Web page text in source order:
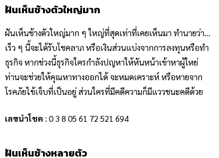
ฝันเห็นช้างตัวใหญ่มาก
ฝันเห็นช้างตัวใหญ่มาก ๆ ใหญ่ที่สุดเท่าที่เคยเห็นมา ทำนายว่า…
เร็ว ๆ นี้จะได้รับโชคลาภ หรือเงินส่วนแบ่งจากการลงทุนหรือทำ
ธุรกิจ หากช่วงนี้ธุรกิจใครกำลังปญหาให้หันหน้าเข้าหาผู้ใหย่
ท่านจะช่วยให้คุณหาทางออกได้ จะหมดเคราะห์ หรือหายจาก
โรคภัยไข้เจ็บที่เป็นอยู่ ส่วนใครที่มีคดีความก็มีแววชนะคดีด้วย
เลขนำโชค : 0 3 8 05 61 72 521 694
ฝันเห็นช้างหลายตัว